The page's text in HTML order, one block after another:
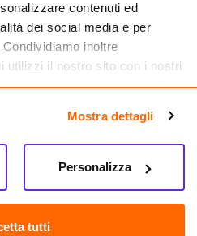
contenuti ed
dei social media e per
inoltre
utilizzi il nostro sito con i nostri
dei dati web, pubblicità e
o che hanno raccolto dal
Mostra dettagli
tutti
Personalizza
NA-884088